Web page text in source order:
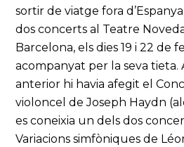
sortir de viatge fora
dos concerts al Teatre
Barcelona, els dies 19 i 22 de
acompanyat per la seva tieta.
anterior hi havia afegit el
violoncel de Joseph Haydn
es coneixia un dels dos
Variacions simfòniques de